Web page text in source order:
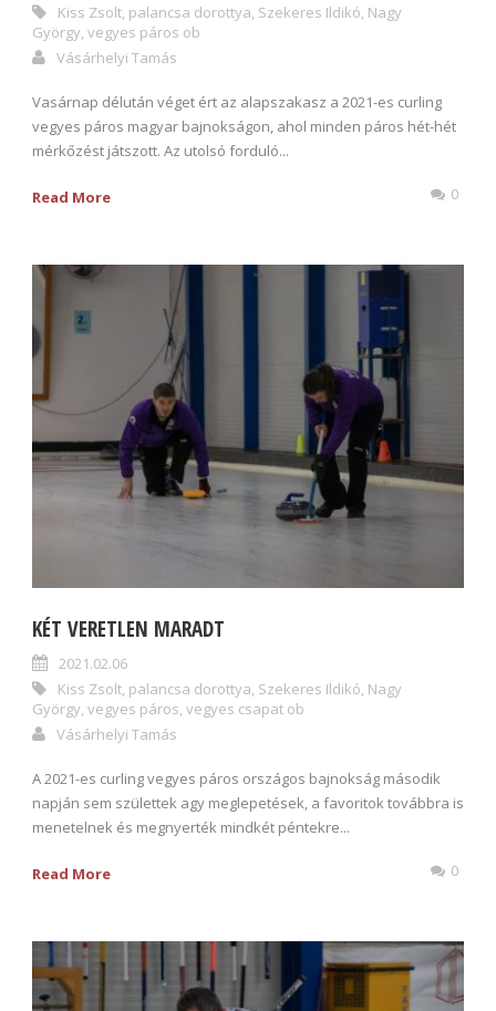
Kiss Zsolt, palancsa dorottya, Szekeres Ildikó, Nagy
György, vegyes páros ob
Vásárhelyi Tamás
Vasárnap délután véget ért az alapszakasz a 2021-es curling
vegyes páros magyar bajnokságon, ahol minden páros hét-hét
mérkőzést játszott. Az utolsó forduló...
Read More 0
KÉT VERETLEN MARADT
2021.02.06
Kiss Zsolt, palancsa dorottya, Szekeres Ildikó, Nagy
György, vegyes páros, vegyes csapat ob
Vásárhelyi Tamás
A 2021-es curling vegyes páros országos bajnokság második
napján sem születtek agy meglepetések, a favoritok továbbra is
menetelnek és megnyerték mindkét péntekre...
Read More 0